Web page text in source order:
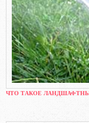
ЧТО ТАКОЕ